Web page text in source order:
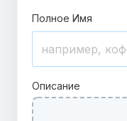
Полное Имя
Описание